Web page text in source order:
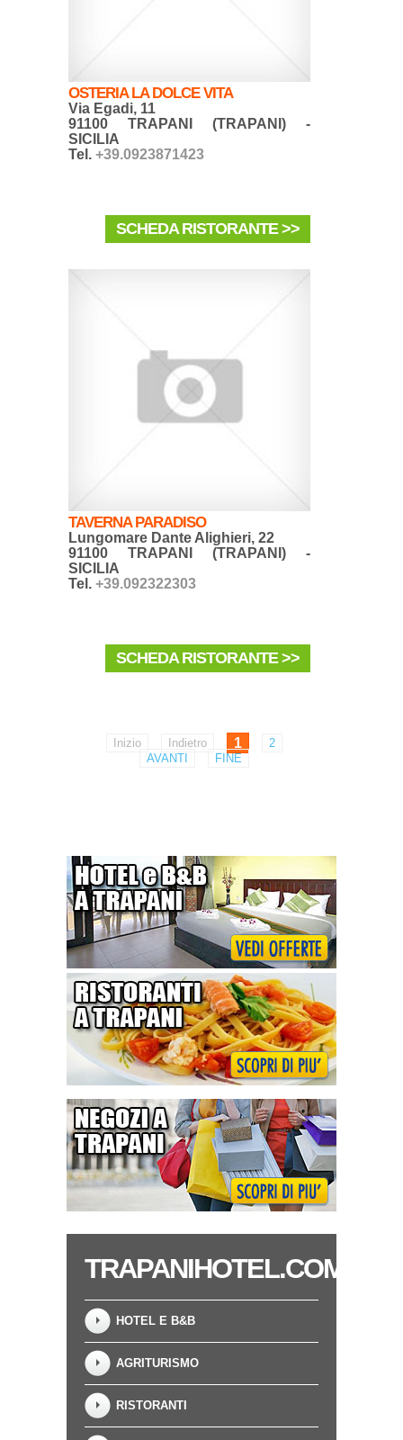
OSTERIA LA DOLCE VITA
Via Egadi, 11
91100 TRAPANI (TRAPANI) -
SICILIA
Tel. +39.0923871423
SCHEDA RISTORANTE >>
TAVERNA PARADISO
Lungomare Dante Alighieri, 22
91100 TRAPANI (TRAPANI) -
SICILIA
Tel. +39.092322303
SCHEDA RISTORANTE >>
Inizio Indietro 1
2
AVANTI
FINE
TRAPANIHOTEL.COM
HOTEL E B&B
AGRITURISMO
RISTORANTI